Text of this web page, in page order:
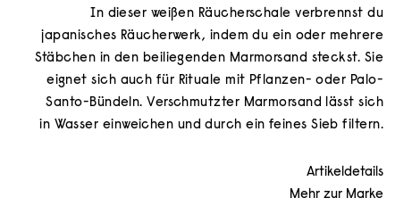
In dieser weißen Räucherschale verbrennst du
japanisches Räucherwerk, indem du ein oder mehrere
Stäbchen in den beiliegenden Marmorsand steckst. Sie
eignet sich auch für Rituale mit Pflanzen- oder Palo-
Santo-Bündeln. Verschmutzter Marmorsand lässt sich
in Wasser einweichen und durch ein feines Sieb filtern.
Artikeldetails
Mehr zur Marke